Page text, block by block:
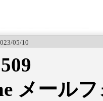
05/10
メール